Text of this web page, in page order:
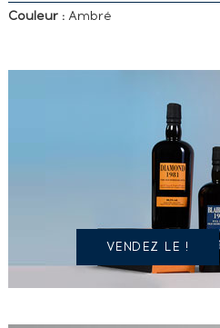
Couleur :Ambré
POSSÉDEZ
SPIRITUEUX
IDENTIQUE
VENDEZ LE !